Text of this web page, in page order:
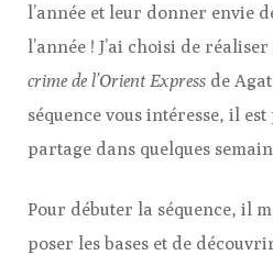
l’année et leur donner envie
l’année ! J’ai choisi de
crime de l’Orient Express de
séquence vous intéresse, il est
partage dans quelques
Pour débuter la séquence, il
poser les bases et de